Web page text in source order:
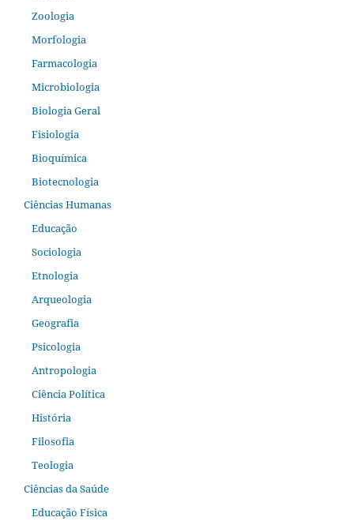
Zoologia
Morfologia
Farmacologia
Microbiologia
Biologia Geral
Fisiologia
Bioquímica
Biotecnologia
Ciências Humanas
Educação
Sociologia
Etnologia
Arqueologia
Geografia
Psicologia
Antropologia
Ciência Política
História
Filosofia
Teologia
Ciências da Saúde
Educação Física